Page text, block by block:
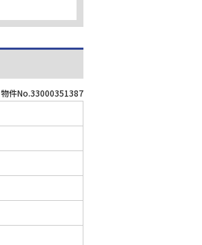
物件No.33000351387